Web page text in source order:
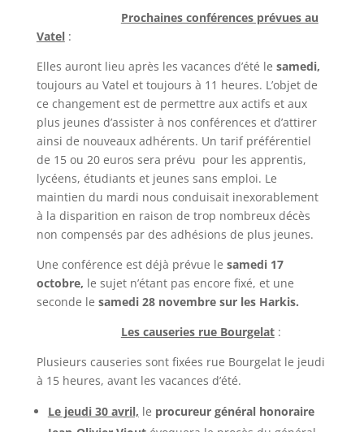
Prochaines conférences prévues au
Vatel:
Elles auront lieu après les vacances d’été le samedi,
toujours au Vatel et toujours à 11 heures. L’objet de
ce changement est de permettre aux actifs et aux
plus jeunes d’assister à nos conférences et d’attirer
ainsi de nouveaux adhérents. Un tarif préférentiel
de 15 ou 20 euros sera prévu pour les apprentis,
lycéens, étudiants et jeunes sans emploi. Le
maintien du mardi nous conduisait inexorablement
à la disparition en raison de trop nombreux décès
non compensés par des adhésions de plus jeunes.
Une conférence est déjà prévue le samedi 17
octobre, le sujet n’étant pas encore fixé, et une
seconde le samedi 28 novembre sur les Harkis.
Les causeries rue Bourgelat:
Plusieurs causeries sont fixées rue Bourgelat le jeudi
à 15 heures, avant les vacances d’été.
Le jeudi 30 avril, le procureur général honoraire